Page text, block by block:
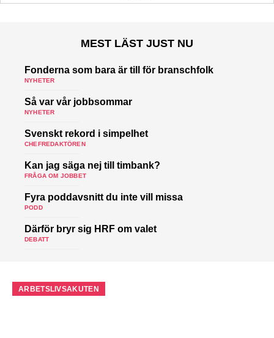
MEST LÄST JUST NU
Fonderna som bara är till för branschfolk
NYHETER
Så var vår jobbsommar
NYHETER
Svenskt rekord i simpelhet
CHEFREDAKTÖREN
Kan jag säga nej till timbank?
FRÅGA OM JOBBET
Fyra poddavsnitt du inte vill missa
PODD
Därför bryr sig HRF om valet
DEBATT
ARBETSLIVSAKUTEN